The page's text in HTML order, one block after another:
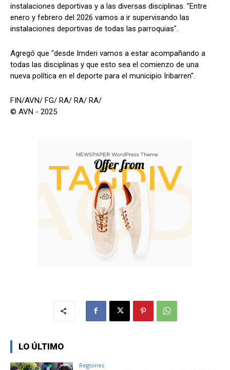
instalaciones deportivas y a las diversas disciplinas. "Entre
enero y febrero del 2026 vamos a ir supervisando las
instalaciones deportivas de todas las parroquias".
Agregó que "desde Imderi vamos a estar acompañando a
todas las disciplinas y que esto sea el comienzo de una
nueva política en el deporte para el municipio Iribarren".
FIN/AVN/ FG/ RA/ RA/ RA/
© AVN - 2025
LO ÚLTIMO
Regiones